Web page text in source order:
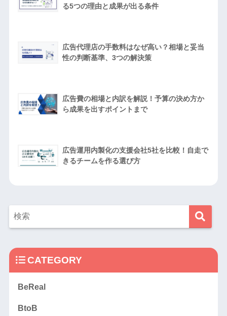
る5つの理由と成果が出る条件
広告代理店の手数料はなぜ高い？相場と妥当
性の判断基準、3つの解決策
広告費の相場と内訳を解説！予算の決め方か
ら成果を出すポイントまで
広告運用内製化の支援会社5社を比較！自走で
きるチームを作る選び方
CATEGORY
BeReal
BtoB